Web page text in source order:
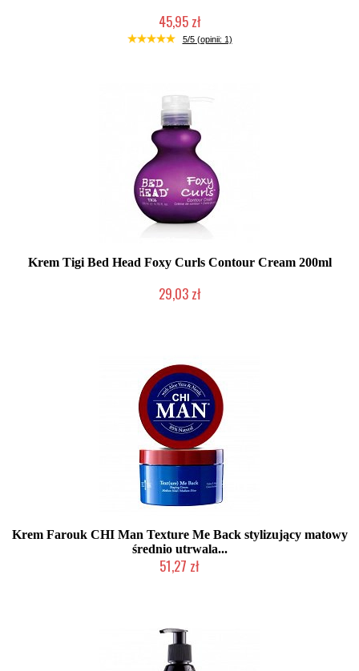
45,95 zł
Duża ilość (wysyłka w 24h)
5/5 (opinii: 1)
Krem Tigi Bed Head Foxy Curls Contour Cream 200ml
29,03 zł
Krem Farouk CHI Man Texture Me Back stylizujący matowy
średnio utrwala...
51,27 zł